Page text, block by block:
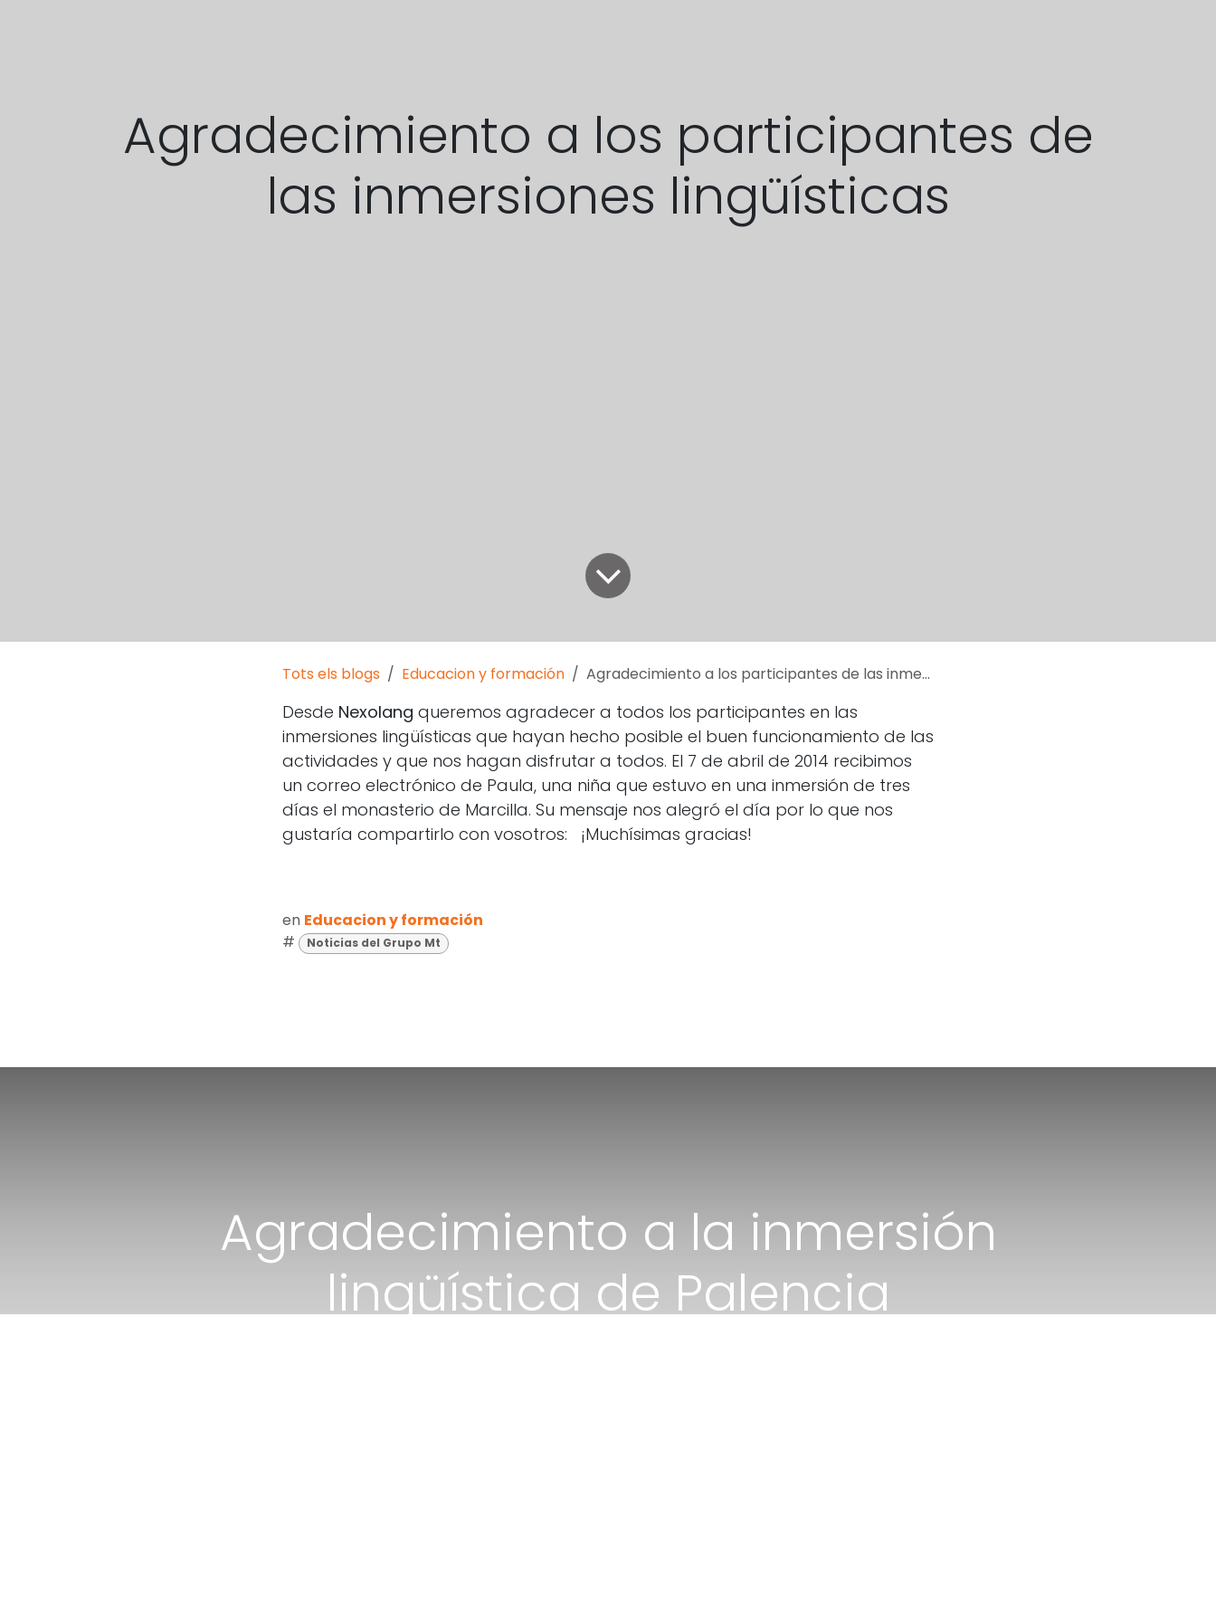
Agradecimiento a los participantes de
las inmersiones lingüísticas
Tots els blogs Educacion y formación Agradecimiento a los participantes de las inmersiones lingüísticas
Desde Nexolang queremos agradecer a todos los participantes en las
inmersiones lingüísticas que hayan hecho posible el buen funcionamiento de las
actividades y que nos hagan disfrutar a todos. El 7 de abril de 2014 recibimos
un correo electrónico de Paula, una niña que estuvo en una inmersión de tres
días el monasterio de Marcilla. Su mensaje nos alegró el día por lo que nos
gustaría compartirlo con vosotros: ¡Muchísimas gracias!
en Educacion y formación
#
Noticias del Grupo Mt
Agradecimiento a la inmersión
lingüística de Palencia